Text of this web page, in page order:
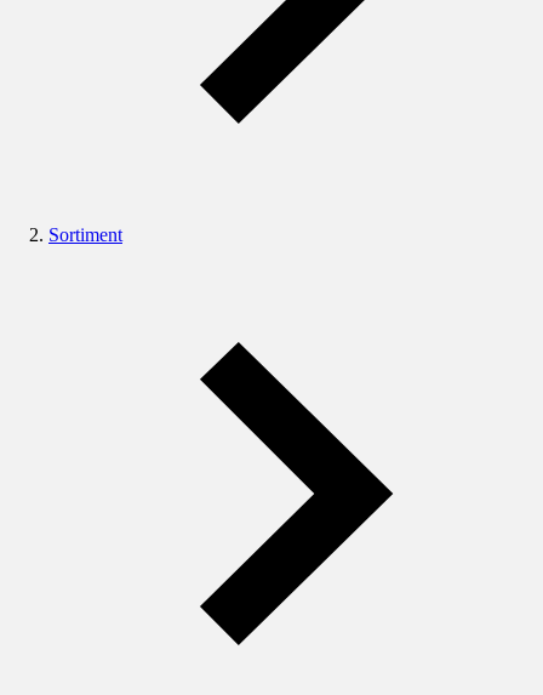
Sortiment